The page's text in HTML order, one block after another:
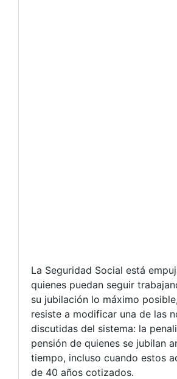
La Seguridad Social está
quienes puedan seguir
su jubilación lo máximo
resiste a modificar una de las
discutidas del sistema: la
pensión de quienes se jubilan
tiempo, incluso cuando estos
de 40 años cotizados.